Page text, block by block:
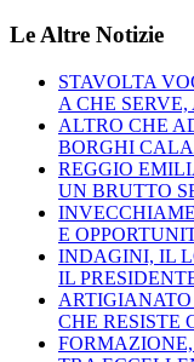
Le Altre Notizie
STAVOLTA
A CHE
ALTRO CHE
BORGHI
REGGIO
UN BRUTTO
E
INDAGINI, IL
IL
CHE RESISTE